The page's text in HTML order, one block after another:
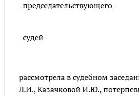
председательствующего -
судей -
рассмотрела в судебном
Л.И., Казачковой И.Ю.,